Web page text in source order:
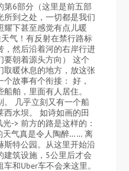
第6部分（这里是前五部
所到之处，一切都是我们
耀下甚至感觉有点儿暖
气！有反射在禁行路标
，然后沿着河的右岸行进
要朝着源头方向） 这个
取暖休息的地方，放这张
故事有个衔接： 好，
舶，里面有人居住。
。 几乎立刻又有一个船
西水坝。 如诗如画的田
-> 前方的路是这样的：
气真是令人陶醉…… 离
斯特公园。从这里开始沿
建筑设施，5公里后才会
和Uber车不会来这里。